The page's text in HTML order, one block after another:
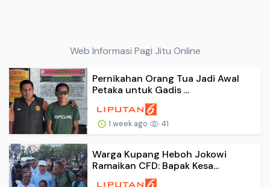
Web Informasi Pagi Jitu Online
Pernikahan Orang Tua Jadi Awal
Petaka untuk Gadis ...
1 week ago 41
Warga Kupang Heboh Jokowi
Ramaikan CFD: Bapak Kesa...